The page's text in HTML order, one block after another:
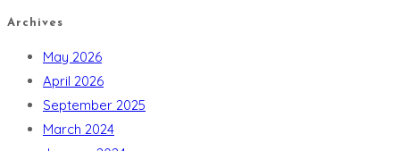
Archives
May 2026
April 2026
September 2025
March 2024